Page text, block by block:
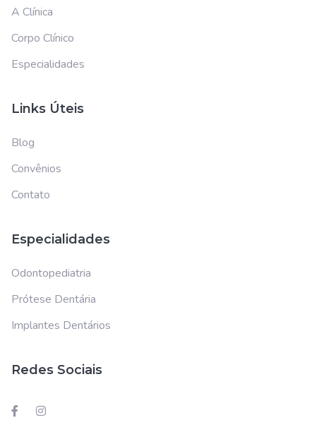
A Clínica
Corpo Clínico
Especialidades
Links Úteis
Blog
Convênios
Contato
Especialidades
Odontopediatria
Prótese Dentária
Implantes Dentários
Redes Sociais